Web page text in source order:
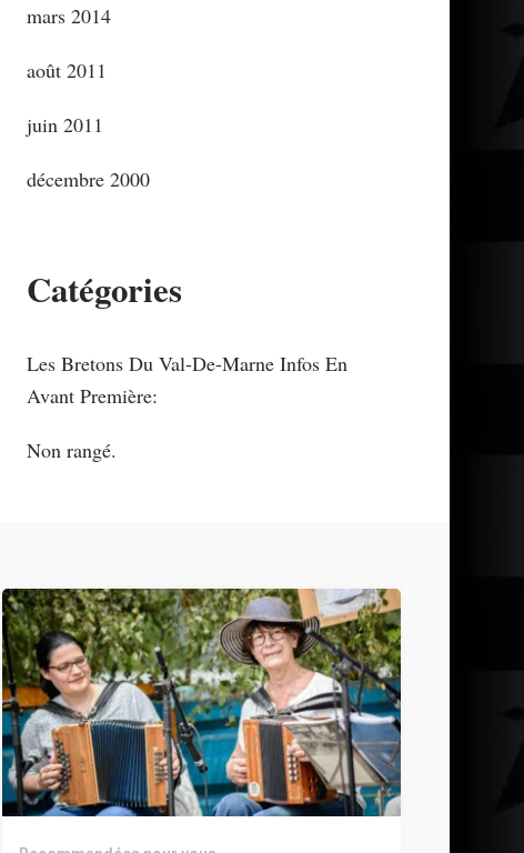
mars 2014
août 2011
juin 2011
décembre 2000
Catégories
Les Bretons Du Val-De-Marne Infos En
Avant Première:
Non rangé.